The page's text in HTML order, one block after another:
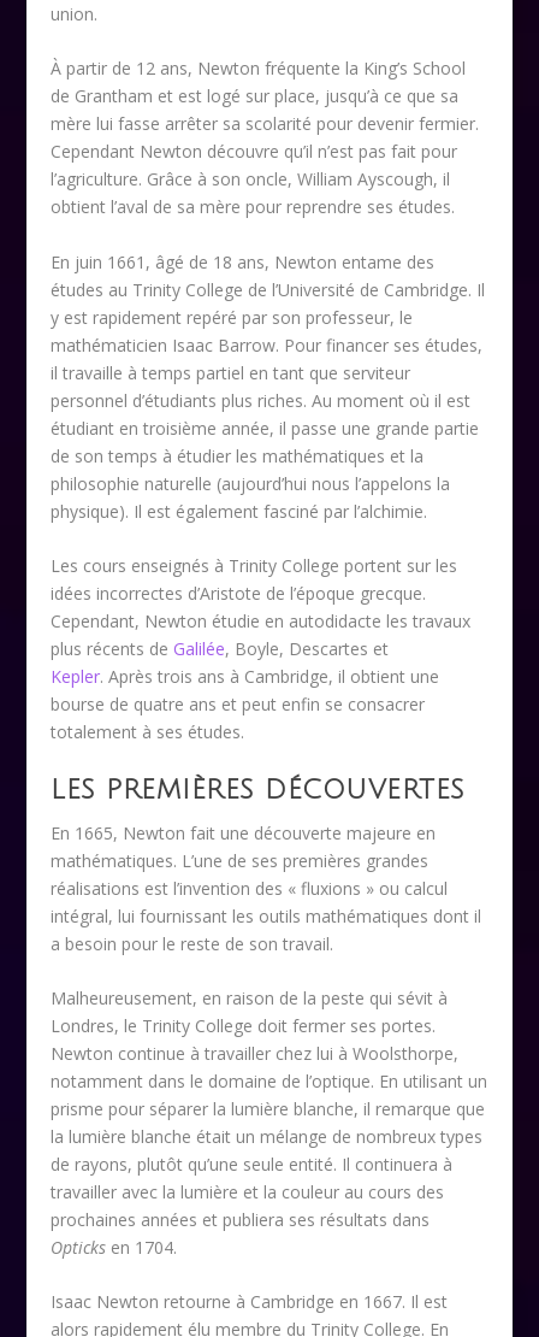
union.
À partir de 12 ans, Newton fréquente la King’s School
de Grantham et est logé sur place, jusqu’à ce que sa
mère lui fasse arrêter sa scolarité pour devenir fermier.
Cependant Newton découvre qu’il n’est pas fait pour
l’agriculture. Grâce à son oncle, William Ayscough, il
obtient l’aval de sa mère pour reprendre ses études.
En juin 1661, âgé de 18 ans, Newton entame des
études au Trinity College de l’Université de Cambridge. Il
y est rapidement repéré par son professeur, le
mathématicien Isaac Barrow. Pour financer ses études,
il travaille à temps partiel en tant que serviteur
personnel d’étudiants plus riches. Au moment où il est
étudiant en troisième année, il passe une grande partie
de son temps à étudier les mathématiques et la
philosophie naturelle (aujourd’hui nous l’appelons la
physique). Il est également fasciné par l’alchimie.
Les cours enseignés à Trinity College portent sur les
idées incorrectes d’Aristote de l’époque grecque.
Cependant, Newton étudie en autodidacte les travaux
plus récents de Galilée, Boyle, Descartes et
Kepler.Après trois ans à Cambridge, il obtient une
bourse de quatre ans et peut enfin se consacrer
totalement à ses études.
LES PREMIÈRES DÉCOUVERTES
En 1665, Newton fait une découverte majeure en
mathématiques. L’une de ses premières grandes
réalisations est l’invention des « fluxions » ou calcul
intégral, lui fournissant les outils mathématiques dont il
a besoin pour le reste de son travail.
Malheureusement, en raison de la peste qui sévit à
Londres, le Trinity College doit fermer ses portes.
Newton continue à travailler chez lui à Woolsthorpe,
notamment dans le domaine de l’optique. En utilisant un
prisme pour séparer la lumière blanche, il remarque que
la lumière blanche était un mélange de nombreux types
de rayons, plutôt qu’une seule entité. Il continuera à
travailler avec la lumière et la couleur au cours des
prochaines années et publiera ses résultats dans
Opticks en 1704.
Isaac Newton retourne à Cambridge en 1667. Il est
alors rapidement élu membre du Trinity College. En